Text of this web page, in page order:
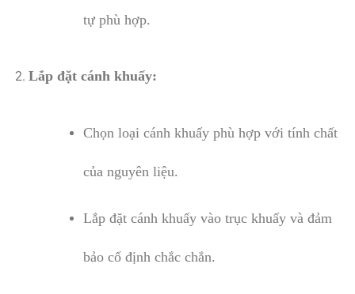
tự phù hợp.
Lắp đặt cánh khuấy:
Chọn loại cánh khuấy phù hợp với tính chất
của nguyên liệu.
Lắp đặt cánh khuấy vào trục khuấy và đảm
bảo cố định chắc chắn.